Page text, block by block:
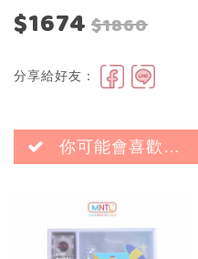
$1674$1860
分享給好友：
你可能會喜歡…